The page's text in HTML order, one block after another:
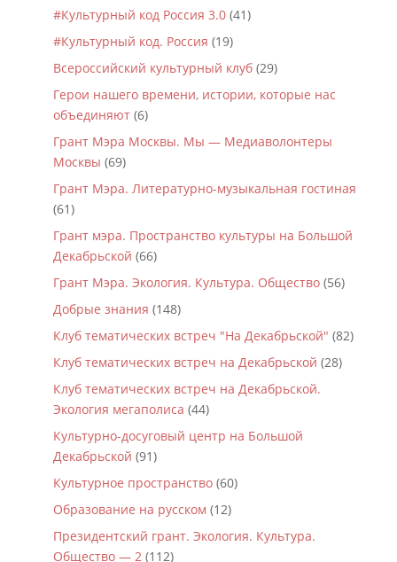
#Культурный код Россия 3.0(41)
#Культурный код. Россия (19)
Всероссийский культурный клуб(29)
Герои нашего времени, истории, которые нас
объединяют(6)
Грант Мэра Москвы. Мы — Медиаволонтеры
Москвы (69)
Грант Мэра. Литературно-музыкальная гостиная
(61)
Грант мэра. Пространство культуры на Большой
Декабрьской (66)
Грант Мэра. Экология. Культура. Общество(56)
Добрые знания (148)
Клуб тематических встреч "На Декабрьской" (82)
Клуб тематических встреч на Декабрьской (28)
Клуб тематических встреч на Декабрьской.
Экология мегаполиса (44)
Культурно-досуговый центр на Большой
Декабрьской (91)
Культурное пространство(60)
Образование на русском (12)
Президентский грант. Экология. Культура.
Общество — 2(112)